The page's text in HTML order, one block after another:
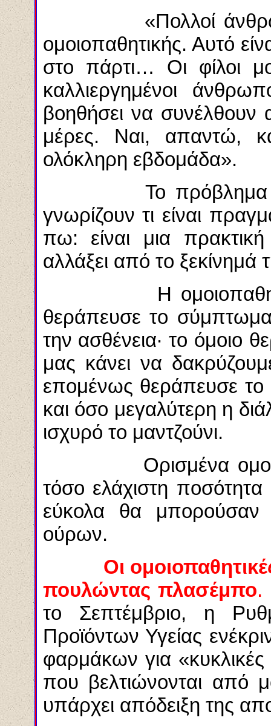
«Πολλοί άνθρωποι
ομοιοπαθητικής. Αυτό
στο πάρτι… Οι φίλοι
καλλιεργημένοι
βοηθήσει να
μέρες. Ναι, απαντώ,
ολόκληρη εβδομάδα».
Το πρόβλημα
γνωρίζουν τι είναι
πω: είναι μια
αλλάξει από το ξεκίνημά
Η ομοιοπαθητική
θεράπευσε το σύμπτωμα
την ασθένεια· το όμοιο
μας κάνει να
επομένως θεράπευσε το
και όσο μεγαλύτερη η
ισχυρό το μαντζούνι.
Ορισμένα
τόσο ελάχιστη
εύκολα θα μπορούσαν
ούρων.
Οι
πουλώντας πλασέμπο.
το Σεπτέμβριο, η
Προϊόντων Υγείας
φαρμάκων για «κυκλικές
που βελτιώνονται από
υπάρχει απόδειξη της